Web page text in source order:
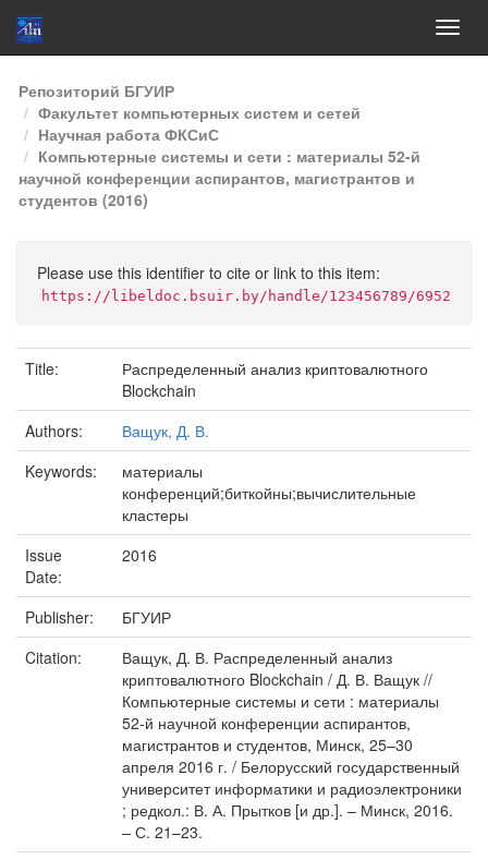
Skip
navigation
Репозиторий БГУИР
Факультет компьютерных систем и сетей
Научная работа ФКСиС
Компьютерные системы и сети : материалы 52-й
научной конференции аспирантов, магистрантов и
студентов (2016)
Please use this identifier to cite or link to this item:
https://libeldoc.bsuir.by/handle/123456789/6952
Title:
Распределенный анализ криптовалютного
Blockchain
Authors:
Ващук, Д. В.
Keywords:
материалы
конференций;биткойны;вычислительные
кластеры
Issue
Date:
2016
Publisher:
БГУИР
Citation:
Ващук, Д. В. Распределенный анализ
криптовалютного Blockchain / Д. В. Ващук //
Компьютерные системы и сети : материалы
52-й научной конференции аспирантов,
магистрантов и студентов, Минск, 25–30
апреля 2016 г. / Белорусский государственный
университет информатики и радиоэлектроники
; редкол.: В. А. Прытков [и др.]. – Минск, 2016.
– С. 21–23.